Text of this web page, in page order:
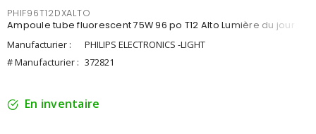
PHIF96T12DXALTO
Ampoule tube fluorescent 75W 96 po T12 Alto Lumière du jour
Manufacturier :
PHILIPS ELECTRONICS -LIGHT
# Manufacturier : 372821
En inventaire